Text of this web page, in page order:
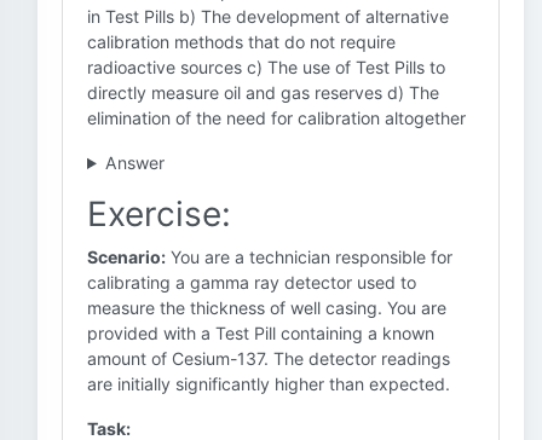
in Test Pills b) The development of alternative
calibration methods that do not require
radioactive sources c) The use of Test Pills to
directly measure oil and gas reserves d) The
elimination of the need for calibration altogether
Answer
Exercise:
Scenario: You are a technician responsible for
calibrating a gamma ray detector used to
measure the thickness of well casing. You are
provided with a Test Pill containing a known
amount of Cesium-137. The detector readings
are initially significantly higher than expected.
Task: